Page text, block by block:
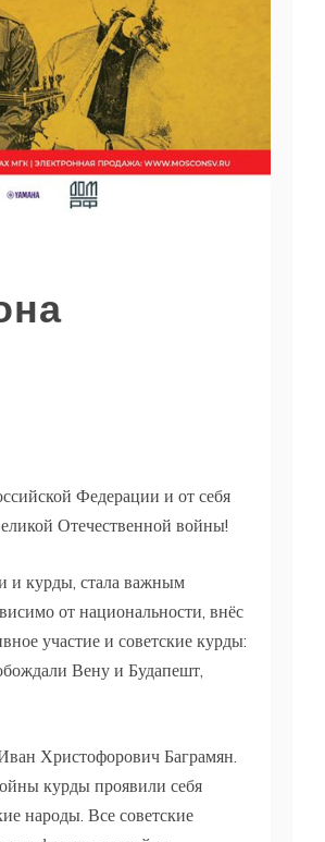
Федерации и от себя
Отечественной войны!
и курды, стала важным
от национальности, внёс
участие и советские курды:
Вену и Будапешт,
Христофорович Баграмян.
курды проявили себя
народы. Все советские